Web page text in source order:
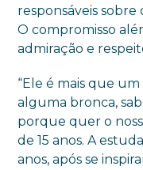
responsáveis
O compromisso
admiração e
“Ele é mais que
alguma bronca,
porque quer o
de 15 anos. A
anos, após se